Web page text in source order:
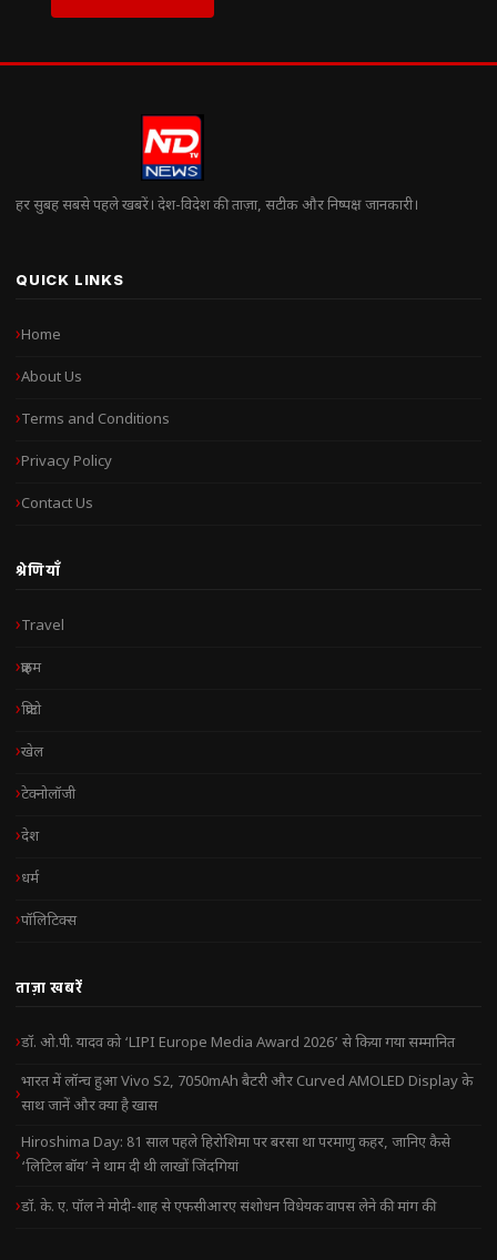
हर सुबह सबसे पहले खबरें। देश-विदेश की ताज़ा, सटीक और निष्पक्ष जानकारी।
QUICK LINKS
Home
About Us
Terms and Conditions
Privacy Policy
Contact Us
श्रेणियाँ
Travel
क्राइम
क्रिप्टो
खेल
टेक्नोलॉजी
देश
धर्म
पॉलिटिक्स
ताज़ा खबरें
डॉ. ओ.पी. यादव को ‘LIPI Europe Media Award 2026’ से किया गया सम्मानित
भारत में लॉन्च हुआ Vivo S2, 7050mAh बैटरी और Curved AMOLED Display के
साथ जानें और क्या है खास
Hiroshima Day: 81 साल पहले हिरोशिमा पर बरसा था परमाणु कहर, जानिए कैसे
‘लिटिल बॉय’ ने थाम दी थी लाखों जिंदगियां
डॉ. के. ए. पॉल ने मोदी-शाह से एफसीआरए संशोधन विधेयक वापस लेने की मांग की